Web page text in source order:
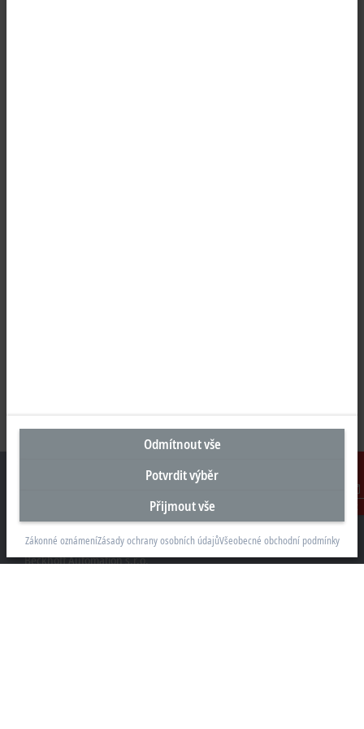
Kontakt
Beckhoff Automation s.r.o.
Odmítnout vše
Potvrdit výběr
Přijmout vše
Zákonné oznámeníZásady ochrany osobních údajůVšeobecné obchodní podmínky